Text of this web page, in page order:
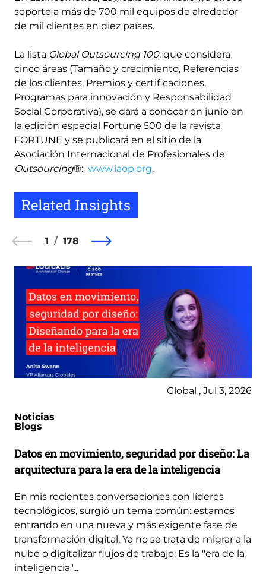
soporte a más de 700 mil equipos de alrededor
de mil clientes en diez países.
La lista Global Outsourcing 100, que considera
cinco áreas (Tamaño y crecimiento, Referencias
de los clientes, Premios y certificaciones,
Programas para innovación y Responsabilidad
Social Corporativa), se dará a conocer en junio en
la edición especial Fortune 500 de la revista
FORTUNE y se publicará en el sitio de la
Asociación Internacional de Profesionales de
Outsourcing®: www.iaop.org.
Related Insights
1 178
Global , Jul 3, 2026
Noticias
Blogs
Datos en movimiento, seguridad por diseño: La
arquitectura para la era de la inteligencia
En mis recientes conversaciones con líderes
tecnológicos, surgió un tema común: estamos
entrando en una nueva y más exigente fase de
transformación digital. Ya no se trata de migrar a la
nube o digitalizar flujos de trabajo; Es la "era de la
inteligencia"...